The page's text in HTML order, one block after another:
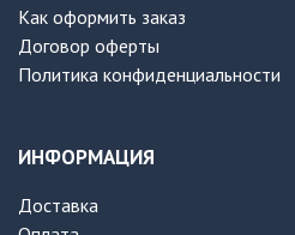
Как оформить заказ
Договор оферты
Политика конфиденциальности
ИНФОРМАЦИЯ
Доставка